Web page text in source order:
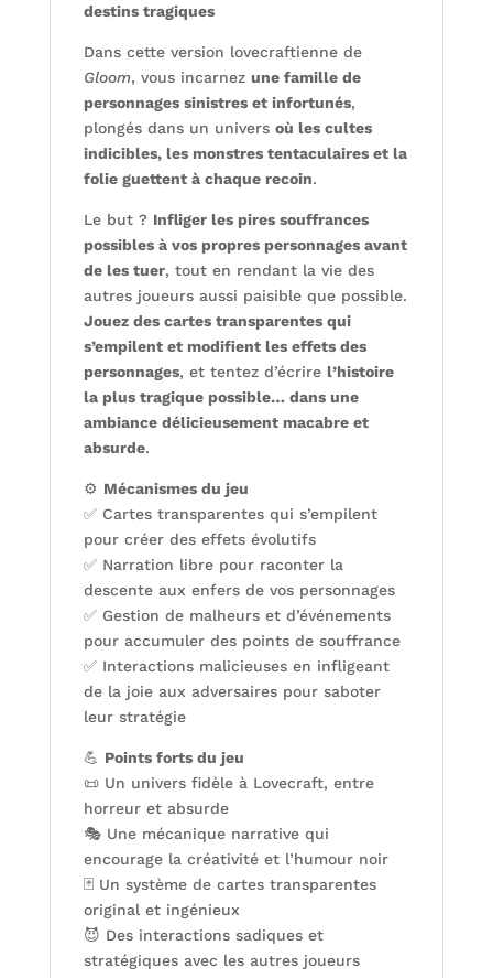
destins tragiques
Dans cette version lovecraftienne de
Gloom, vous incarnez une famille de
personnages sinistres et infortunés,
plongés dans un univers où les cultes
indicibles, les monstres tentaculaires et la
folie guettent à chaque recoin.
Le but ? Infliger les pires souffrances
possibles à vos propres personnages avant
de les tuer, tout en rendant la vie des
autres joueurs aussi paisible que possible.
Jouez des cartes transparentes qui
s’empilent et modifient les effets des
personnages, et tentez d’écrire l’histoire
la plus tragique possible… dans une
ambiance délicieusement macabre et
absurde.
⚙️ Mécanismes du jeu
✅ Cartes transparentes qui s’empilent
pour créer des effets évolutifs
✅ Narration libre pour raconter la
descente aux enfers de vos personnages
✅ Gestion de malheurs et d’événements
pour accumuler des points de souffrance
✅ Interactions malicieuses en infligeant
de la joie aux adversaires pour saboter
leur stratégie
💪 Points forts du jeu
📜 Un univers fidèle à Lovecraft, entre
horreur et absurde
🎭 Une mécanique narrative qui
encourage la créativité et l’humour noir
🃏 Un système de cartes transparentes
original et ingénieux
😈 Des interactions sadiques et
stratégiques avec les autres joueurs